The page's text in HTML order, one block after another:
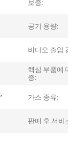
보증:
공기 용량:
비디오 출입
핵심 부품에
증:
가스 종류:
판매 후 서비